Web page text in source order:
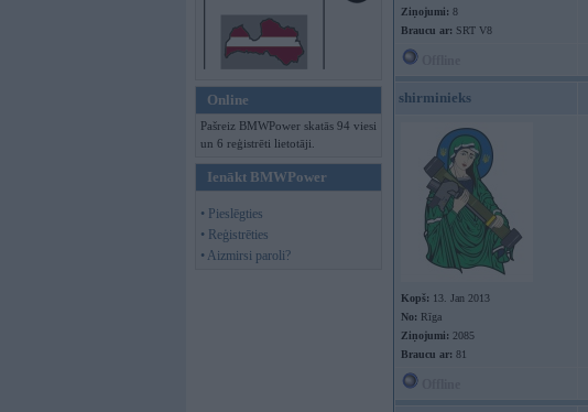
Online
Pašreiz BMWPower skatās 94 viesi
un 6 reģistrēti lietotāji.
Ienākt BMWPower
• Pieslēgties
• Reģistrēties
• Aizmirsi paroli?
Ziņojumi: 8
Braucu ar: SRT V8
shirminieks
Kopš: 13. Jan 2013
No: Rīga
Ziņojumi: 2085
Braucu ar: 81